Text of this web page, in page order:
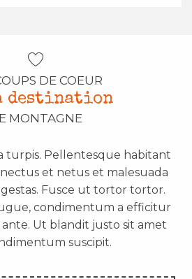
DE COEUR
destination
MONTAGNE
turpis. Pellentesque habitant
et netus et malesuada
Fusce ut tortor tortor.
condimentum a efficitur
ante. Ut blandit justo sit amet
suscipit.